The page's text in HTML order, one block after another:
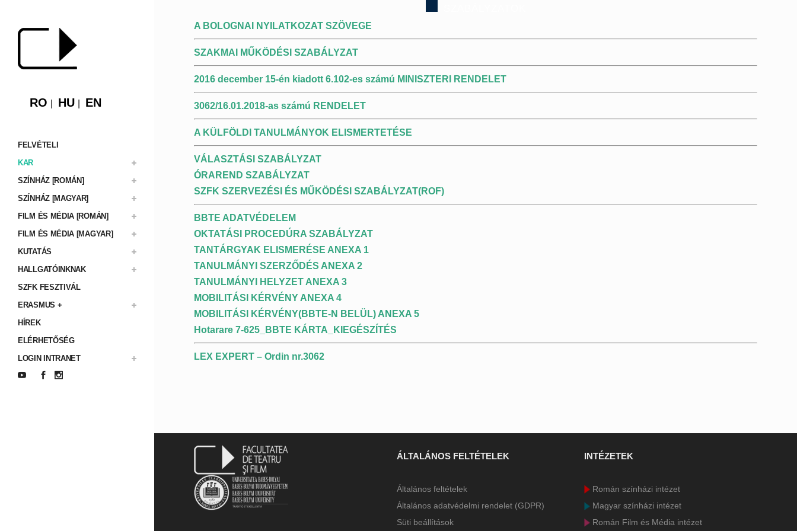
RO HU EN
FELVÉTELI
KAR
SZÍNHÁZ [ROMÁN]
SZÍNHÁZ [MAGYAR]
FILM ÉS MÉDIA [ROMÁN]
FILM ÉS MÉDIA [MAGYAR]
KUTATÁS
HALLGATÓINKNAK
SZFK FESZTIVÁL
ERASMUS +
HÍREK
ELÉRHETŐSÉG
LOGIN INTRANET
A BOLOGNAI NYILATKOZAT SZÖVEGE
SZAKMAI MŰKÖDÉSI SZABÁLYZAT
2016 december 15-én kiadott 6.102-es számú MINISZTERI RENDELET
3062/16.01.2018-as számú RENDELET
A KÜLFÖLDI TANULMÁNYOK ELISMERTETÉSE
VÁLASZTÁSI SZABÁLYZAT
ÓRAREND SZABÁLYZAT
SZFK SZERVEZÉSI ÉS MŰKÖDÉSI SZABÁLYZAT(ROF)
BBTE ADATVÉDELEM
OKTATÁSI PROCEDÚRA SZABÁLYZAT
TANTÁRGYAK ELISMERÉSE ANEXA 1
TANULMÁNYI SZERZŐDÉS ANEXA 2
TANULMÁNYI HELYZET ANEXA 3
MOBILITÁSI KÉRVÉNY ANEXA 4
MOBILITÁSI KÉRVÉNY(BBTE-N BELÜL) ANEXA 5
Hotarare 7-625_BBTE KÁRTA_KIEGÉSZÍTÉS
LEX EXPERT – Ordin nr.3062
ÁLTALÁNOS FELTÉTELEK
Általános feltételek
Általános adatvédelmi rendelet (GDPR)
Süti beállítások
INTÉZETEK
Román színházi intézet
Magyar színházi intézet
Román Film és Média intézet